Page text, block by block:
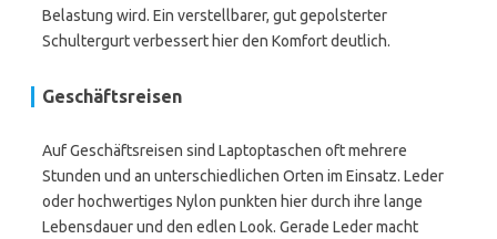
Belastung wird. Ein verstellbarer, gut gepolsterter
Schultergurt verbessert hier den Komfort deutlich.
Geschäftsreisen
Auf Geschäftsreisen sind Laptoptaschen oft mehrere
Stunden und an unterschiedlichen Orten im Einsatz. Leder
oder hochwertiges Nylon punkten hier durch ihre lange
Lebensdauer und den edlen Look. Gerade Leder macht